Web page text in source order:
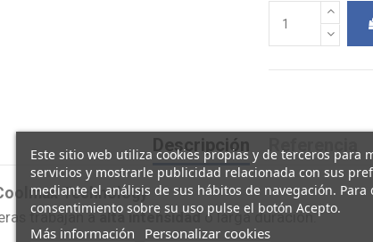
Descripción Referencia
Technology
trabajan aalta intensidado larga duración.
Este sitio web utiliza cookies propias y de terceros para
servicios y mostrarle publicidad relacionada con sus
mediante el análisis de sus hábitos de navegación. Para
consentimiento sobre su uso pulse el botón Acepto.
Más información Personalizar cookies